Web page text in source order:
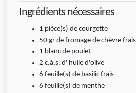
Ingrédients nécessaires
1 pièce(s) de courgette
50 gr de fromage de chèvre frais
1 blanc de poulet
2 c.à.s. d' huile d'olive
6 feuille(s) de basilic frais
6 feuille(s) de menthe